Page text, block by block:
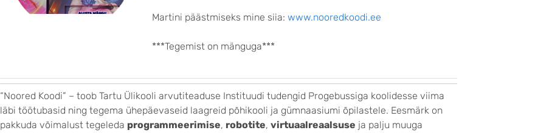
Martini päästmiseks mine siia: www.nooredkoodi.ee
***Tegemist on mänguga***
“Noored Koodi” – toob Tartu Ülikooli arvutiteaduse Instituudi tudengid Progebussiga koolidesse viima
läbi töötubasid ning tegema ühepäevaseid laagreid põhikooli ja gümnaasiumi õpilastele. Eesmärk on
pakkuda võimalust tegeleda programmeerimise, robotite, virtuaalreaalsuse ja palju muuga